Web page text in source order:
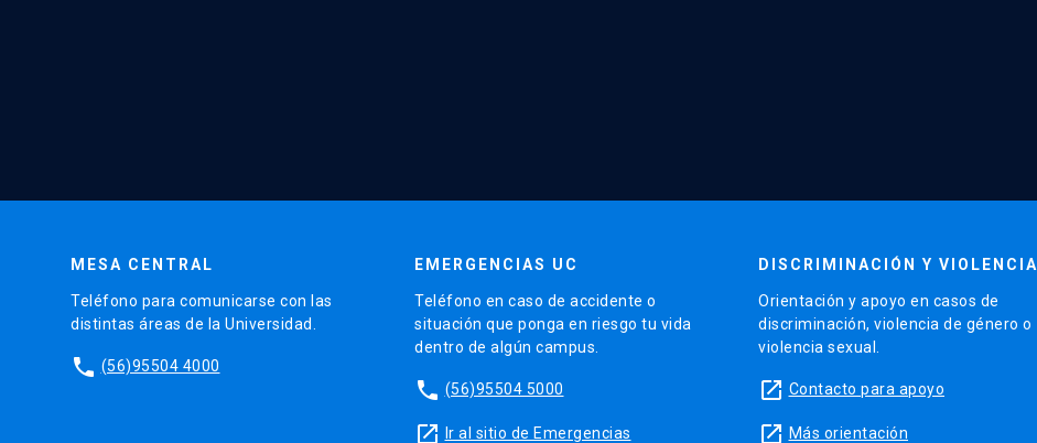
MESA CENTRAL
Teléfono para comunicarse con las
distintas áreas de la Universidad.
phone (56)95504 4000
EMERGENCIAS UC
Teléfono en caso de accidente o
situación que ponga en riesgo tu vida
dentro de algún campus.
phone (56)95504 5000
launch Ir al sitio de Emergencias
DISCRIMINACIÓN Y VIOLENCIA
Orientación y apoyo en casos de
discriminación, violencia de género o
violencia sexual.
launch Contacto para apoyo
launch Más orientación